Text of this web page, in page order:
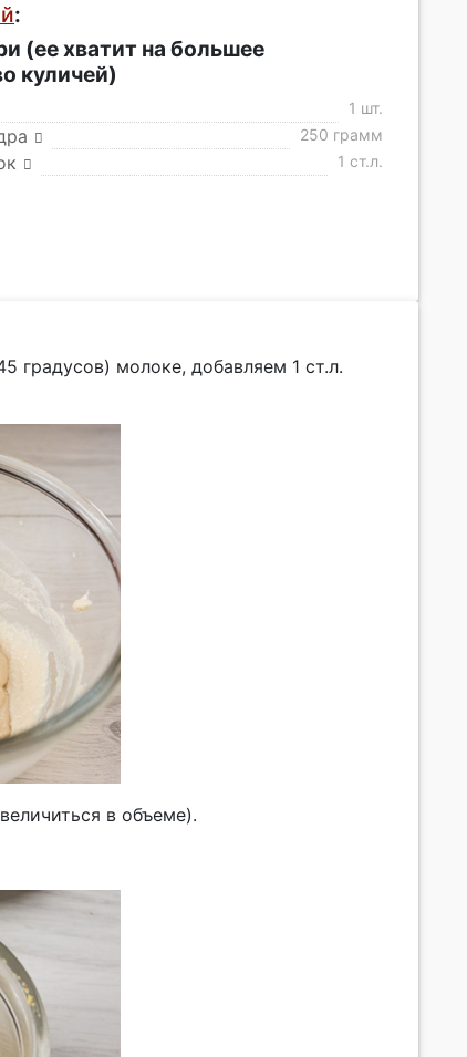
:
(ее хватит на большее
куличей)
1 шт.
250 грамм
1 ст.л.
градусов) молоке, добавляем 1 ст.л.
в объеме).